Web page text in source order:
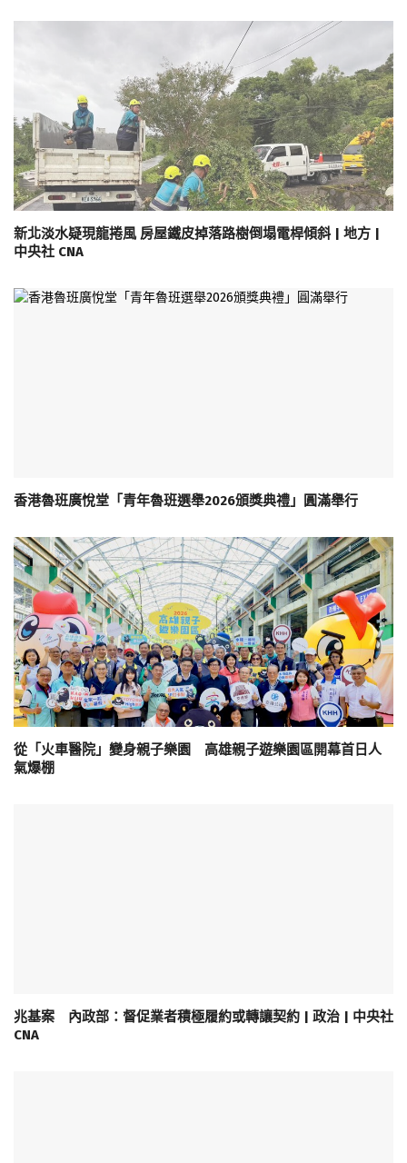
新北淡水疑現龍捲風 房屋鐵皮掉落路樹倒塌電桿傾斜 | 地方 |
中央社 CNA
香港魯班廣悅堂「青年魯班選舉2026頒獎典禮」圓滿舉行
從「火車醫院」變身親子樂園 高雄親子遊樂園區開幕首日人
氣爆棚
兆基案 內政部：督促業者積極履約或轉讓契約 | 政治 | 中央社
CNA